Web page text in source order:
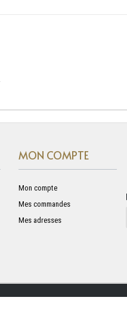
MON COMPTE
Mon compte
Mes commandes
Mes adresses